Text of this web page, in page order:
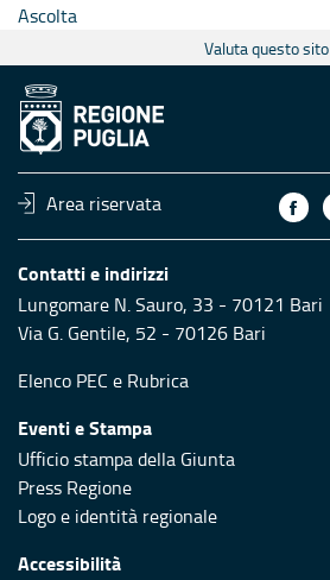
Ascolta
Valuta questo sito
Area riservata
Contatti e indirizzi
Lungomare N. Sauro, 33 - 70121 Bari
Via G. Gentile, 52 - 70126 Bari
Elenco PEC e Rubrica
Eventi e Stampa
Ufficio stampa della Giunta
Press Regione
Logo e identità regionale
Accessibilità